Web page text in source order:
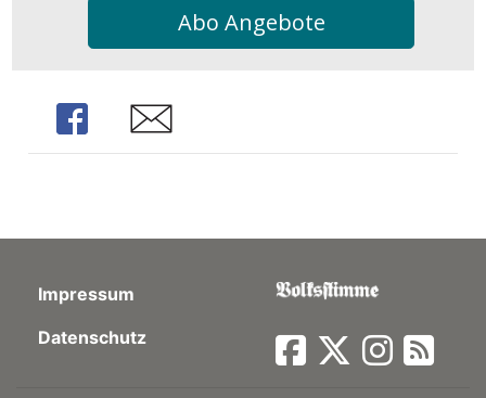
Abo Angebote
Share Share
Impressum
Datenschutz